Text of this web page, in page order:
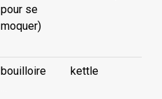
pour se
moquer)
bouilloire
kettle